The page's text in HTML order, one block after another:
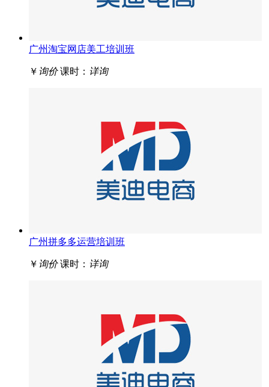
广州淘宝网店美工培训班
￥ 询价 课时： 详询
广州拼多多运营培训班
￥ 询价 课时： 详询